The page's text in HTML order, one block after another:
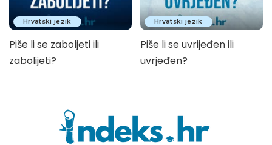
Hrvatski jezik
Piše li se zaboljeti ili
zabolijeti?
Hrvatski jezik
Piše li se uvrijeđen ili
uvrjeđen?